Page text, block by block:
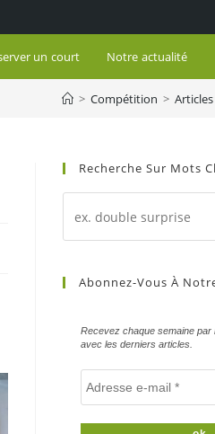
un court Notre actualité
> Compétition >
Recherche Sur Mots
d'un
mots
Abonnez-Vous À
Recevez chaque semaine par
avec les derniers articles.